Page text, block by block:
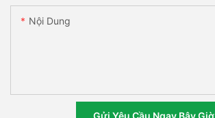
Nội Dung
Gửi Yêu Cầu Ngay Bây Giờ